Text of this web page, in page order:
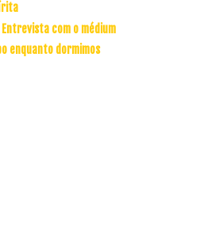
Entrevista com o médium
enquanto dormimos